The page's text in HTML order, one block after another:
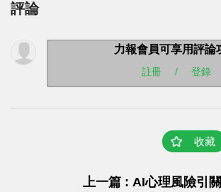
評論
力報會員可享用評論
註冊 / 登錄
收藏
上一篇 : AI心理風險引